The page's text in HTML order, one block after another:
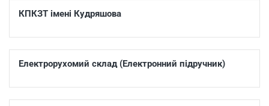
КПКЗТ імені Кудряшова
Електрорухомий склад (Електронний підручник)